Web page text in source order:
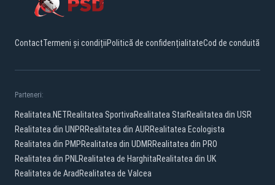
ContactTermeni și condițiiPolitică de confidențialitateCod de conduită
Parteneri:
Realitatea.NETRealitatea SportivaRealitatea StarRealitatea din USR
Realitatea din UNPRRealitatea din AURRealitatea Ecologista
Realitatea din PMPRealitatea din UDMRRealitatea din PRO
Realitatea din PNLRealitatea de HarghitaRealitatea din UK
Realitatea de Arad Realitatea de Valcea